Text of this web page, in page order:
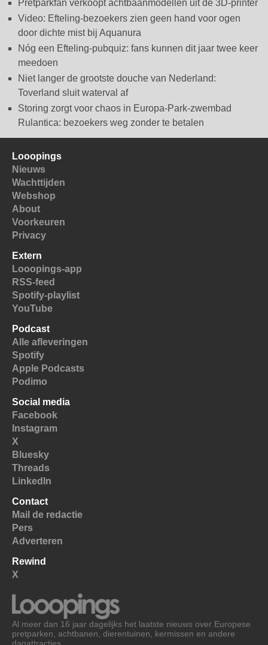
Pretparkfan verkoopt achtbaanmodellen uit de 3D-printer
Video: Efteling-bezoekers zien geen hand voor ogen
door dichte mist bij Aquanura
Nóg een Efteling-pubquiz: fans kunnen dit jaar twee keer
meedoen
Niet langer de grootste douche van Nederland:
Toverland sluit waterval af
Storing zorgt voor chaos in Europa-Park-zwembad
Rulantica: bezoekers weg zonder te betalen
Looopings
Nieuws
Wachttijden
Webshop
About
Voorkeuren
Privacy
Extern
Looopings-app
RSS-feed
Spotify-playlist
YouTube
Podcast
Alle afleveringen
Spotify
Apple Podcasts
Podimo
Social media
Facebook
Instagram
X
Bluesky
Threads
LinkedIn
Contact
Mail de redactie
Pers
Adverteren
Rewind
X
Al meer dan 16 jaar dagelijks het laatste nieuws over Europese
pretparken, achtbanen, dierentuinen, kermissen en andere